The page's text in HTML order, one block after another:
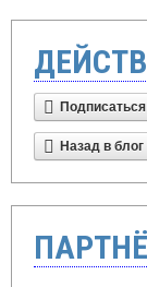
Подписаться
Назад в блог